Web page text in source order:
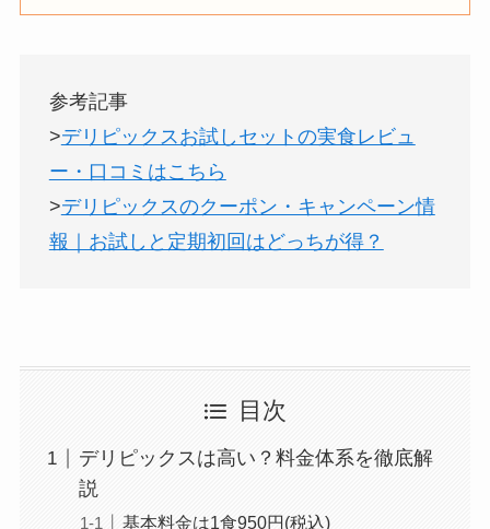
参考記事
>デリピックスお試しセットの実食レビュ
ー・口コミはこちら
>デリピックスのクーポン・キャンペーン情
報｜お試しと定期初回はどっちが得？
目次
デリピックスは高い？料金体系を徹底解
説
基本料金は1食950円(税込)